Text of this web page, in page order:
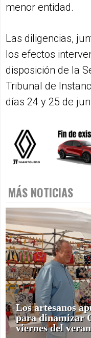
menor entidad.
Las diligencias,
los efectos
disposición de la
Tribunal de
días 24 y 25 de
MÁS NOTICIAS
Los artesanos
para dinamizar
viernes del